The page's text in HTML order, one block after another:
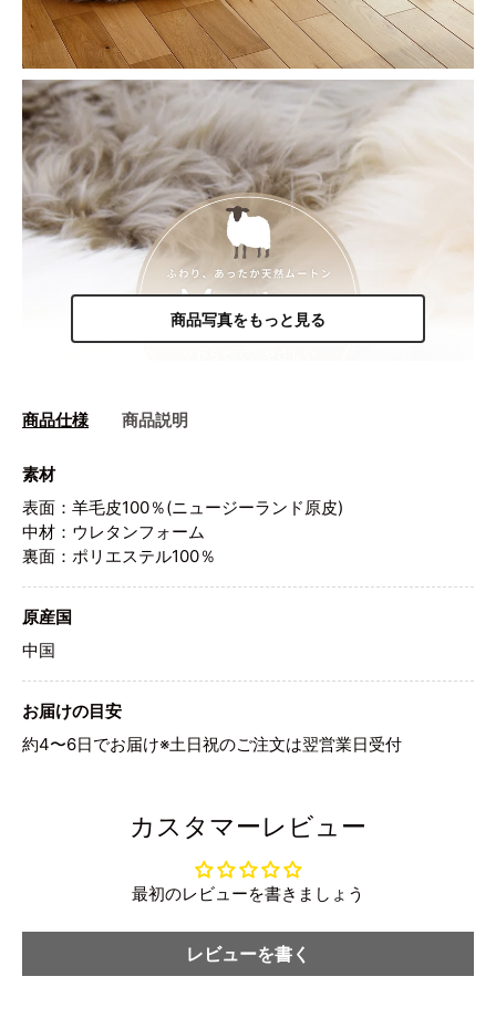
商品写真をもっと見る
商品仕様 商品説明
素材
表面：羊毛皮100％(ニュージーランド原皮)
中材：ウレタンフォーム
裏面：ポリエステル100％
原産国
中国
お届けの目安
約4〜6日でお届け※土日祝のご注文は翌営業日受付
カスタマーレビュー
最初のレビューを書きましょう
レビューを書く